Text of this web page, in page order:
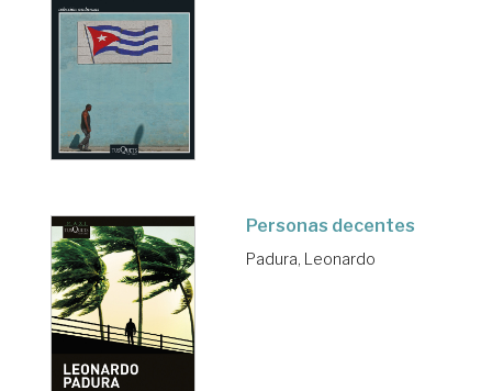
Personas decentes
Padura, Leonardo